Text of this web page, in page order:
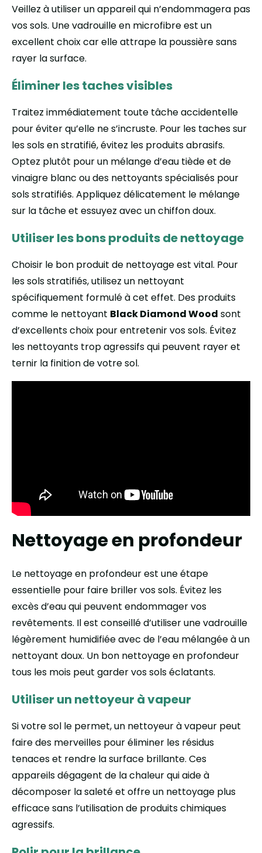
Veillez à utiliser un appareil qui n’endommagera pas
vos sols. Une vadrouille en microfibre est un
excellent choix car elle attrape la poussière sans
rayer la surface.
Éliminer les taches visibles
Traitez immédiatement toute tâche accidentelle
pour éviter qu’elle ne s’incruste. Pour les taches sur
les sols en stratifié, évitez les produits abrasifs.
Optez plutôt pour un mélange d’eau tiède et de
vinaigre blanc ou des nettoyants spécialisés pour
sols stratifiés. Appliquez délicatement le mélange
sur la tâche et essuyez avec un chiffon doux.
Utiliser les bons produits de nettoyage
Choisir le bon produit de nettoyage est vital. Pour
les sols stratifiés, utilisez un nettoyant
spécifiquement formulé à cet effet. Des produits
comme le nettoyant Black Diamond Wood sont
d’excellents choix pour entretenir vos sols. Évitez
les nettoyants trop agressifs qui peuvent rayer et
ternir la finition de votre sol.
Nettoyage en profondeur
Le nettoyage en profondeur est une étape
essentielle pour faire briller vos sols. Évitez les
excès d’eau qui peuvent endommager vos
revêtements. Il est conseillé d’utiliser une vadrouille
légèrement humidifiée avec de l’eau mélangée à un
nettoyant doux. Un bon nettoyage en profondeur
tous les mois peut garder vos sols éclatants.
Utiliser un nettoyeur à vapeur
Si votre sol le permet, un nettoyeur à vapeur peut
faire des merveilles pour éliminer les résidus
tenaces et rendre la surface brillante. Ces
appareils dégagent de la chaleur qui aide à
décomposer la saleté et offre un nettoyage plus
efficace sans l’utilisation de produits chimiques
agressifs.